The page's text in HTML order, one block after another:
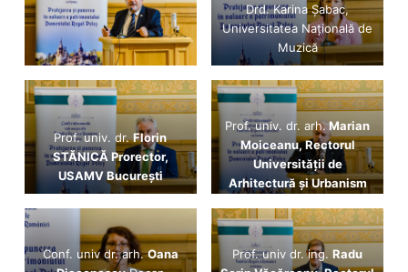
Drd. Karina Șabac,
Universitatea Națională de
Muzică
Prof. univ. dr.Florin
STĂNICĂ Prorector,
USAMV București
Prof. univ. dr. arh.Marian
Moiceanu, Rectorul
Universității de
Arhitectură și Urbanism
Conf. univ dr. arh.Oana
Prof. univ dr. ing.Radu